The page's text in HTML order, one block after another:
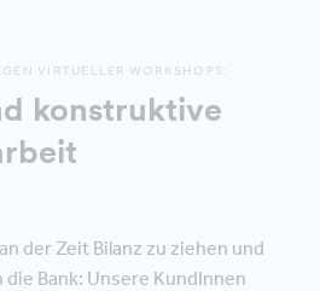
VIRTUELLER WORKSHOPS:
konstruktive
der Zeit Bilanz zu ziehen und
Bank: Unsere KundInnen